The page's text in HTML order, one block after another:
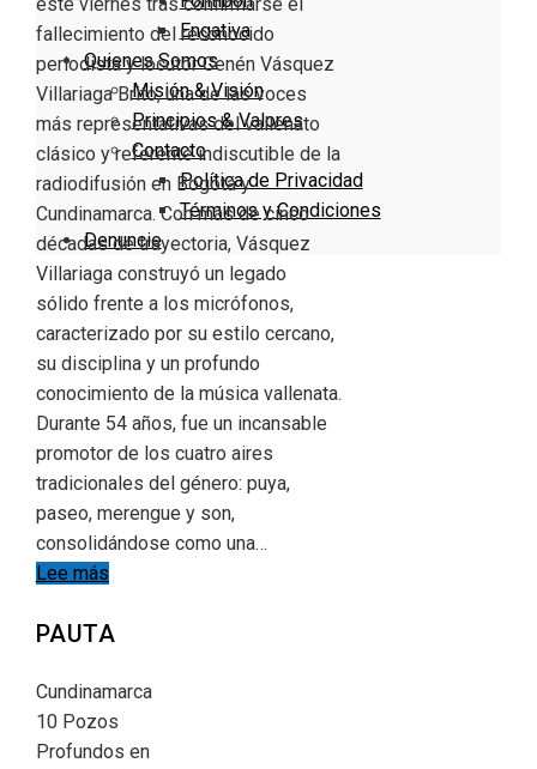
Engativa
Quienes Somos
Misión & Visión
Principios & Valores
Contacto
Política de Privacidad
Términos y Condiciones
Denuncie
fallecimiento del reconocido
periodista y locutor Cenén Vásquez
Villariaga Brito, una de las voces
más representativas del vallenato
clásico y referente indiscutible de la
radiodifusión en Bogotá y
Cundinamarca. Con más de cinco
décadas de trayectoria, Vásquez
Villariaga construyó un legado
sólido frente a los micrófonos,
caracterizado por su estilo cercano,
su disciplina y un profundo
conocimiento de la música vallenata.
Durante 54 años, fue un incansable
promotor de los cuatro aires
tradicionales del género: puya,
paseo, merengue y son,
consolidándose como una…
Lee más
PAUTA
Cundinamarca
10 Pozos
Profundos en